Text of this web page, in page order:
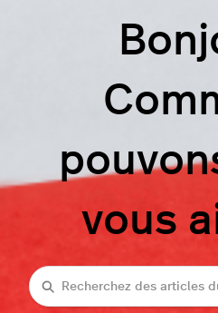
vous
Recherche